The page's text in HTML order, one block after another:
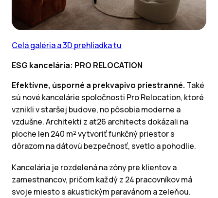
Celá galéria a 3D prehliadka tu
ESG kancelária: PRO RELOCATION
Efektívne, úsporné a prekvapivo priestranné. Také
sú nové kancelárie spoločnosti Pro Relocation, ktoré
vznikli v staršej budove, no pôsobia moderne a
vzdušne. Architekti z at26 architects dokázali na
ploche len 240 m² vytvoriť funkčný priestor s
dôrazom na dátovú bezpečnosť, svetlo a pohodlie.
Kancelária je rozdelená na zóny pre klientov a
zamestnancov, pričom každý z 24 pracovníkov má
svoje miesto s akustickým paravánom a zeleňou.